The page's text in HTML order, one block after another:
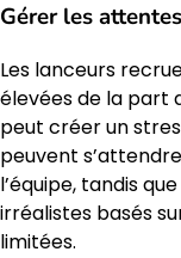
Gérer les
Les lanceurs
élevées de la part
peut créer un
peuvent
l’équipe, tandis
irréalistes basés
limitées.